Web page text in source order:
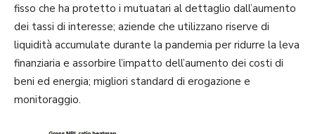
fisso che ha protetto i mutuatari al dettaglio dall’aumento
dei tassi di interesse; aziende che utilizzano riserve di
liquidità accumulate durante la pandemia per ridurre la leva
finanziaria e assorbire l’impatto dell’aumento dei costi di
beni ed energia; migliori standard di erogazione e
monitoraggio.